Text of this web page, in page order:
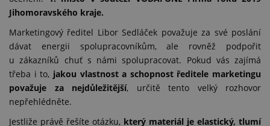
Jihomoravského kraje.
Marketingový ředitel Libor Sedláček považuje za své poslání
dávat energii spolupracovníkům, ale rovněž podpořit
u zákazníků chuť s námi spolupracovat. Pokud vás zajímá
třeba i to, jakou vlastnost a schopnost ředitele marketingu
považuje za nejdůležitější, určitě tento velký rozhovor
nepřehlédněte.
Jestliže právě řešíte otázku, který materiál je elastický, tlumí